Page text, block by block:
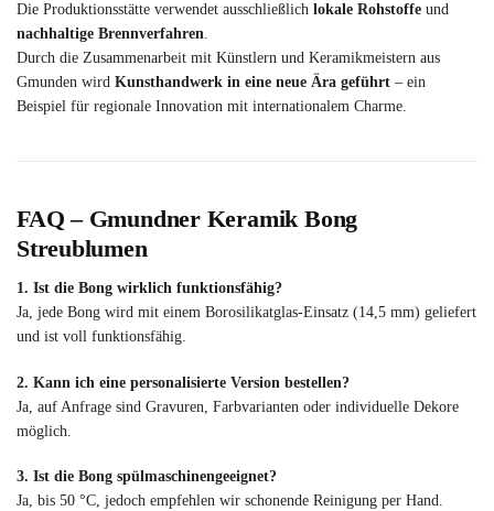
Die Produktionsstätte verwendet ausschließlich lokale Rohstoffe und
nachhaltige Brennverfahren.
Durch die Zusammenarbeit mit Künstlern und Keramikmeistern aus
Gmunden wird Kunsthandwerk in eine neue Ära geführt – ein
Beispiel für regionale Innovation mit internationalem Charme.
FAQ – Gmundner Keramik Bong
Streublumen
1. Ist die Bong wirklich funktionsfähig?
Ja, jede Bong wird mit einem Borosilikatglas-Einsatz (14,5 mm) geliefert
und ist voll funktionsfähig.
2. Kann ich eine personalisierte Version bestellen?
Ja, auf Anfrage sind Gravuren, Farbvarianten oder individuelle Dekore
möglich.
3. Ist die Bong spülmaschinengeeignet?
Ja, bis 50 °C, jedoch empfehlen wir schonende Reinigung per Hand.